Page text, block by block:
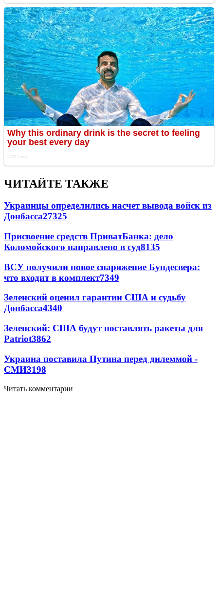
ЧИТАЙТЕ ТАКЖЕ
Украинцы определились насчет вывода войск из
Донбасса27325
Присвоение средств ПриватБанка: дело
Коломойского направлено в суд8135
ВСУ получили новое снаряжение Бундесвера:
что входит в комплект7349
Зеленский оценил гарантии США и судьбу
Донбасса4340
Зеленский: США будут поставлять ракеты для
Patriot3862
Украина поставила Путина перед дилеммой -
СМИ3198
Читать комментарии